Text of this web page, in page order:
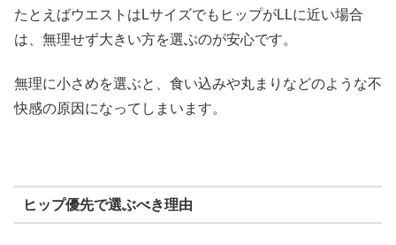
たとえばウエストはLサイズでもヒップがLLに近い場合
は、無理せず大きい方を選ぶのが安心です。
無理に小さめを選ぶと、食い込みや丸まりなどのような不
快感の原因になってしまいます。
ヒップ優先で選ぶべき理由